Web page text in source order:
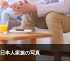
日本人家族の写真